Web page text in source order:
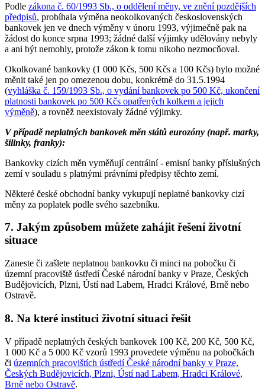
Podle zákona č. 60/1993 Sb., o oddělení měny, ve znění pozdějších
předpisů, probíhala výměna neokolkovaných československých
bankovek jen ve dnech výměny v únoru 1993, výjimečně pak na
žádost do konce srpna 1993; žádné další výjimky udělovány nebyly
a ani být nemohly, protože zákon k tomu nikoho nezmocňoval.
Okolkované bankovky (1 000 Kčs, 500 Kčs a 100 Kčs) bylo možné
měnit také jen po omezenou dobu, konkrétně do 31.5.1994
(vyhláška č. 159/1993 Sb., o vydání bankovek po 500 Kč, ukončení
platnosti bankovek po 500 Kčs opatřených kolkem a jejich
výměně), a rovněž neexistovaly žádné výjimky.
V případě neplatných bankovek měn států eurozóny (např. marky,
šilinky, franky):
Bankovky cizích měn vyměňují centrální - emisní banky příslušných
zemí v souladu s platnými právními předpisy těchto zemí.
Některé české obchodní banky vykupují neplatné bankovky cizí
měny za poplatek podle svého sazebníku.
7. Jakým způsobem můžete zahájit řešení životní
situace
Zaneste či zašlete neplatnou bankovku či minci na pobočku či
územní pracoviště ústředí České národní banky v Praze, Českých
Budějovicích, Plzni, Ústí nad Labem, Hradci Králové, Brně nebo
Ostravě.
8. Na které instituci životní situaci řešit
V případě neplatných českých bankovek 100 Kč, 200 Kč, 500 Kč,
1 000 Kč a 5 000 Kč vzorů 1993 provedete výměnu na pobočkách
či územních pracovištích ústředí České národní banky v Praze,
Českých Budějovicích, Plzni, Ústí nad Labem, Hradci Králové,
Brně nebo Ostravě.